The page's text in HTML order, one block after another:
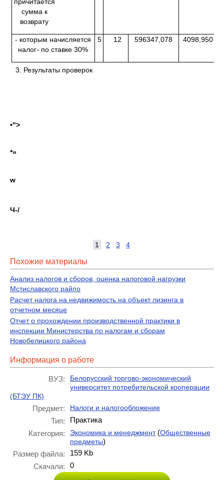
сумма к
возврату
- которым начисляется
налог- по ставке 30%
5 12 596347,078 4098,950
3. Результаты проверок
•">
*»
w
Ч-/
1 2 3 4
Похожие материалы
Анализ налогов и сборов, оценка налоговой нагрузки
Мстиславского райпо
Расчет налога на недвижимость на объект лизинга в
отчетном месяце
Отчет о прохождении производственной практики в
инспекции Министерства по налогам и сборам
Новобелицкого района
Информация о работе
ВУЗ:
Белорусский торгово-экономический
университет потребительской кооперации
(БТЭУ ПК)
Предмет: Налоги и налогообложение
Тип:
Практика
Категория:
Экономика и менеджмент(Общественные
предметы)
Размер файла:
159 Kb
Скачали:
0